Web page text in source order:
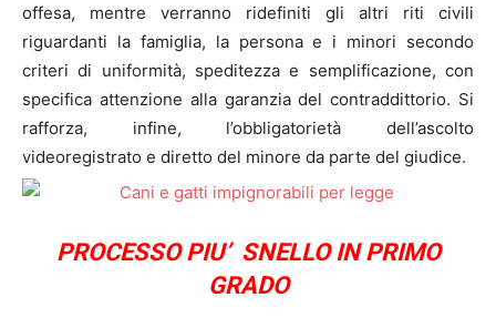
offesa, mentre verranno ridefiniti gli altri riti civili
riguardanti la famiglia, la persona e i minori secondo
criteri di uniformità, speditezza e semplificazione, con
specifica attenzione alla garanzia del contraddittorio. Si
rafforza, infine, l’obbligatorietà dell’ascolto
videoregistrato e diretto del minore da parte del giudice.
PROCESSO PIU’ SNELLO IN PRIMO
GRADO